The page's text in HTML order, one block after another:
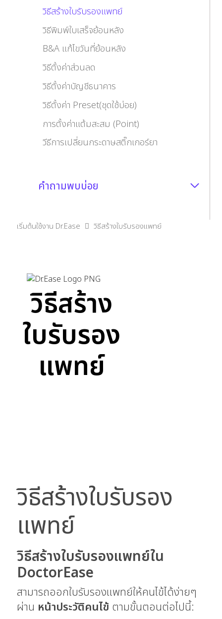
วิธีสร้างใบรับรองแพทย์
วิธีพิมพ์ใบเสร็จย้อนหลัง
B&A แก้ไขวันที่ย้อนหลัง
วิธีตั้งค่าส่วนลด
วิธีตั้งค่าบัญชีธนาคาร
วิธีตั้งค่า Preset(ชุดใช้บ่อย)
การตั้งค่าแต้มสะสม (Point)
วีธีการเปลี่ยนกระดาษสติ๊กเกอร์ยา
คำถามพบบ่อย
เริ่มต้นใช้งาน Dr.Ease วิธีสร้างใบรับรองแพทย์
วิธีสร้าง
ใบรับรอง
แพทย์
วิธีสร้างใบรับรอง
แพทย์
วิธีสร้างใบรับรองแพทย์ใน
DoctorEase
สามารถออกใบรับรองแพทย์ให้คนไข้ได้ง่ายๆ
ผ่าน หน้าประวัติคนไข้ ตามขั้นตอนต่อไปนี้: